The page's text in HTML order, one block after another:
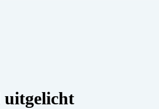
uitgelicht